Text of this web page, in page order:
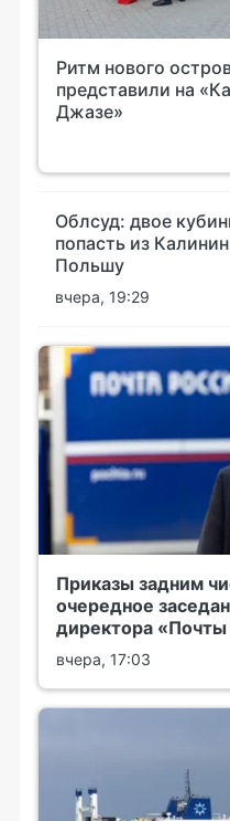
Ритм нового
представили на
Джазе»
Облсуд: двое
попасть из
Польшу
вчера, 19:29
Приказы задним
очередное
директора «Почты
вчера, 17:03